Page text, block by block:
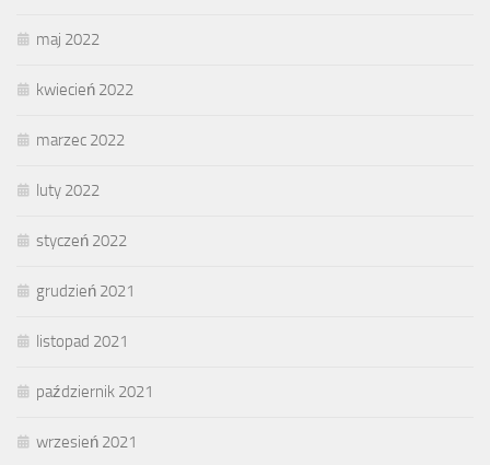
maj 2022
kwiecień 2022
marzec 2022
luty 2022
styczeń 2022
grudzień 2021
listopad 2021
październik 2021
wrzesień 2021